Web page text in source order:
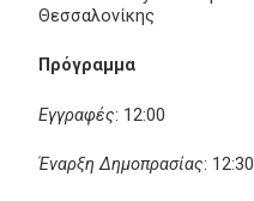
Θεσσαλονίκης
Πρόγραμμα
Εγγραφές: 12:00
Έναρξη Δημοπρασίας: 12:30